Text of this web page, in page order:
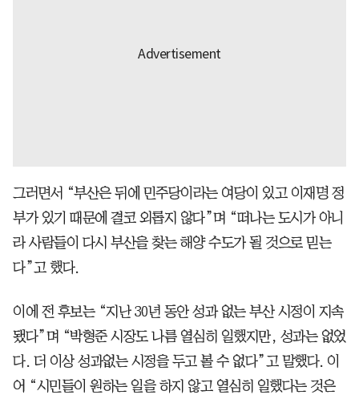
그러면서 “부산은 뒤에 민주당이라는 여당이 있고 이재명 정
부가 있기 때문에 결코 외롭지 않다”며 “떠나는 도시가 아니
라 사람들이 다시 부산을 찾는 해양 수도가 될 것으로 믿는
다”고 했다.
이에 전 후보는 “지난 30년 동안 성과 없는 부산 시정이 지속
됐다”며 “박형준 시장도 나름 열심히 일했지만, 성과는 없었
다. 더 이상 성과없는 시정을 두고 볼 수 없다”고 말했다. 이
어 “시민들이 원하는 일을 하지 않고 열심히 일했다는 것은